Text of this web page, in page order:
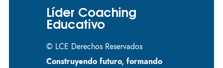
Líder Coaching
Educativo
© LCE Derechos Reservados
Construyendo futuro, formando